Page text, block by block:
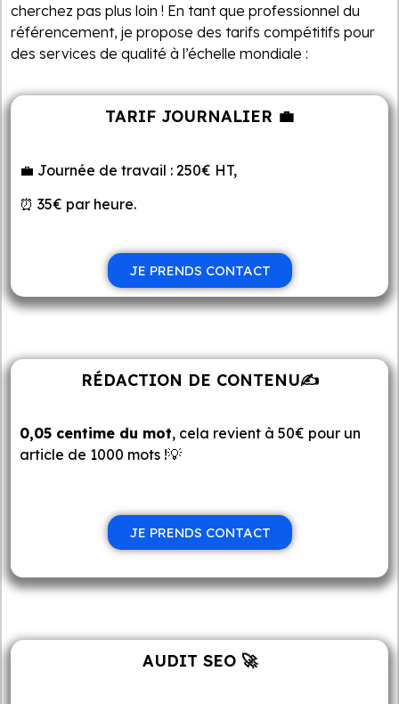
cherchez pas plus loin ! En tant que professionnel du
référencement, je propose des tarifs compétitifs pour
des services de qualité à l’échelle mondiale :
TARIF JOURNALIER 💼
💼 Journée de travail : 250€ HT,
⏰ 35€ par heure.
JE PRENDS CONTACT
RÉDACTION DE CONTENU✍️
0,05 centime du mot, cela revient à 50€ pour un
article de 1000 mots !💡
JE PRENDS CONTACT
AUDIT SEO 🚀